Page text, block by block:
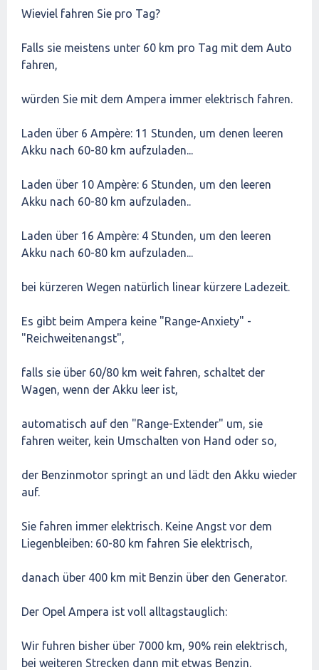
Wieviel fahren Sie pro Tag?
Falls sie meistens unter 60 km pro Tag mit dem Auto
fahren,
würden Sie mit dem Ampera immer elektrisch fahren.
Laden über 6 Ampère: 11 Stunden, um denen leeren
Akku nach 60-80 km aufzuladen...
Laden über 10 Ampère: 6 Stunden, um den leeren
Akku nach 60-80 km aufzuladen..
Laden über 16 Ampère: 4 Stunden, um den leeren
Akku nach 60-80 km aufzuladen...
bei kürzeren Wegen natürlich linear kürzere Ladezeit.
Es gibt beim Ampera keine "Range-Anxiety" -
"Reichweitenangst",
falls sie über 60/80 km weit fahren, schaltet der
Wagen, wenn der Akku leer ist,
automatisch auf den "Range-Extender" um, sie
fahren weiter, kein Umschalten von Hand oder so,
der Benzinmotor springt an und lädt den Akku wieder
auf.
Sie fahren immer elektrisch. Keine Angst vor dem
Liegenbleiben: 60-80 km fahren Sie elektrisch,
danach über 400 km mit Benzin über den Generator.
Der Opel Ampera ist voll alltagstauglich:
Wir fuhren bisher über 7000 km, 90% rein elektrisch,
bei weiteren Strecken dann mit etwas Benzin.